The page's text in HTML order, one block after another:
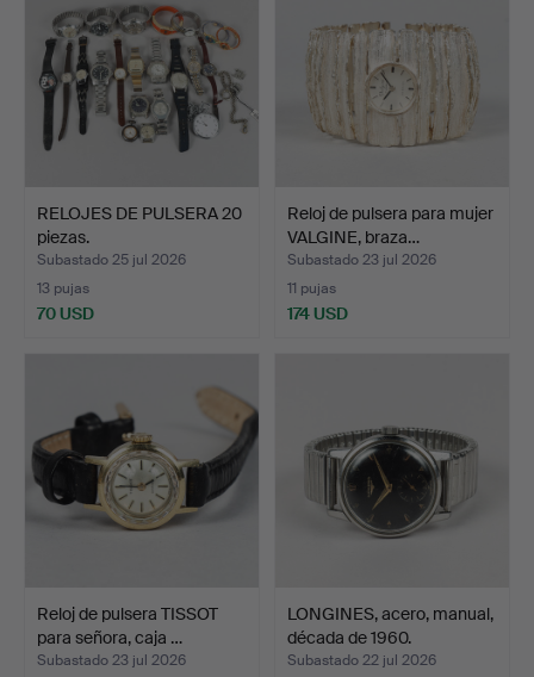
RELOJES DE PULSERA 20
piezas.
Subastado 25 jul 2026
13 pujas
70 USD
Reloj de pulsera para mujer
VALGINE, braza…
Subastado 23 jul 2026
11 pujas
174 USD
Reloj de pulsera TISSOT
para señora, caja …
Subastado 23 jul 2026
LONGINES, acero, manual,
década de 1960.
Subastado 22 jul 2026